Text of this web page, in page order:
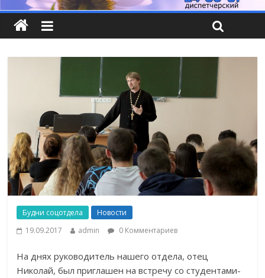
Будни соцотдела
Новости
19.09.2017
admin 0 Комментариев
На днях руководитель нашего отдела, отец
Николай, был приглашен на встречу со студентами-